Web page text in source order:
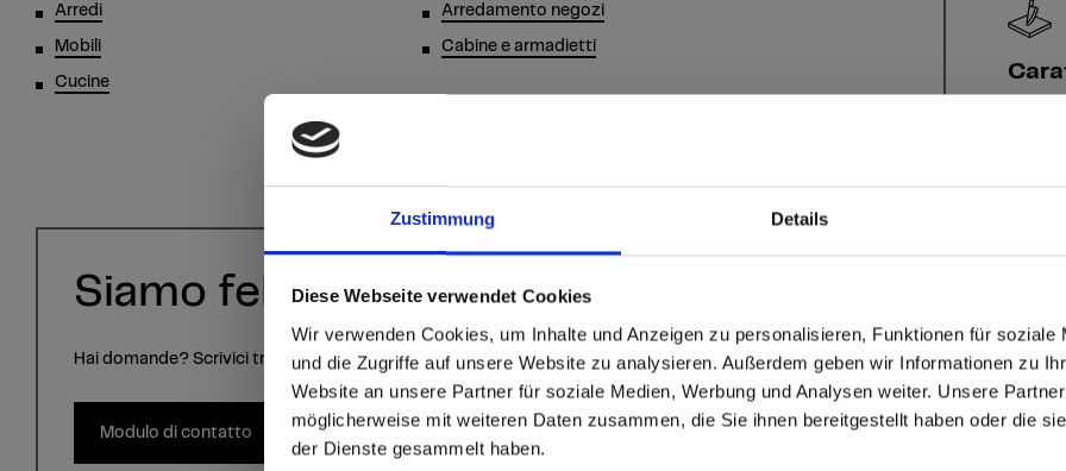
Zustimmung Details
Diese Webseite verwendet Cookies
Wir verwenden Cookies, um Inhalte und Anzeigen zu personalisieren, Funktionen für soziale
und die Zugriffe auf unsere Website zu analysieren. Außerdem geben wir Informationen zu
Website an unsere Partner für soziale Medien, Werbung und Analysen weiter. Unsere
möglicherweise mit weiteren Daten zusammen, die Sie ihnen bereitgestellt haben oder die
der Dienste gesammelt haben.
Are you based in the Stati
Go to the Fundermax North America website directly from here or discover what
and the rest of the world!
Arredi
Mobili
Cucine
Arredamento negozi
Cabine e armadietti
Siamo felici di aiutarvi!
Hai domande? Scrivici tramite il modulo di contatto.
Modulo di contatto